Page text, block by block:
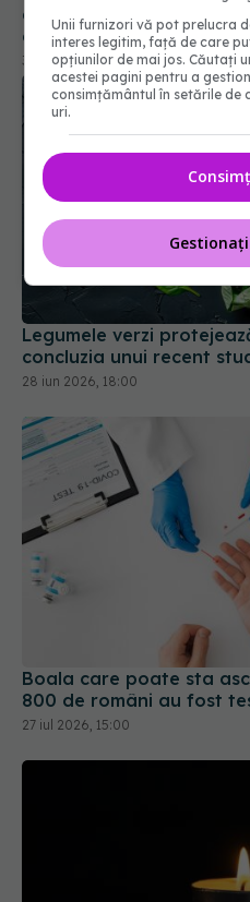
Legumele verzi
concluzia unui recent
28 iun 2026, 18:00
Boala care poate sta
800 de români au fost
27 iul 2026, 15:00
Unii furnizori vă pot prelucra
interes legitim, față de care
opțiunilor de mai jos. Căutați
acestei pagini pentru a
consimțământul în setările de
uri.